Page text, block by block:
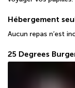
Hébergement
Aucun repas n’est
25 Degrees